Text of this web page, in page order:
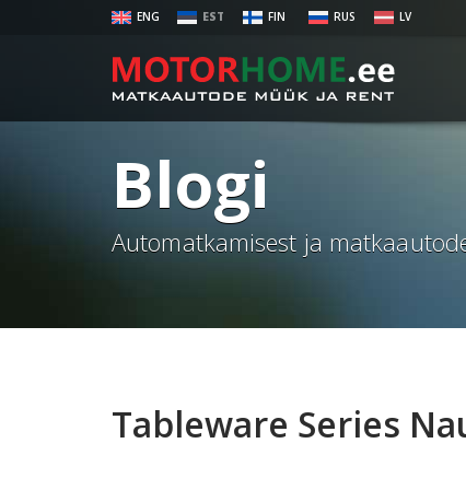
ENG EST FIN RUS LV
Blogi
Automatkamisest ja
Tableware Series